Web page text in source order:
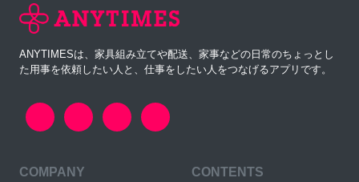
ANYTIMESは、家具組み立てや配送、家事などの日常のちょっとし
た用事を依頼したい人と、仕事をしたい人をつなげるアプリです。
COMPANY CONTENTS